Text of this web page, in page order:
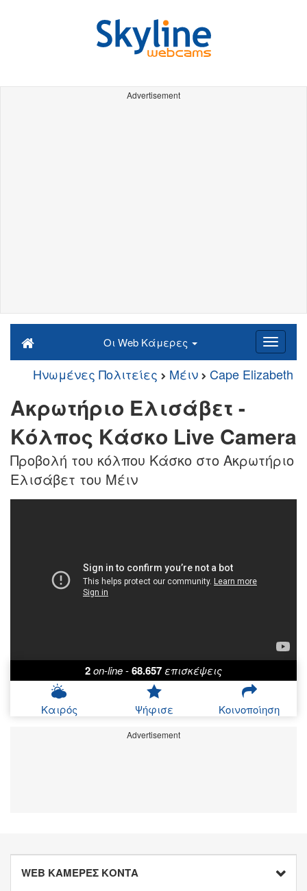
Advertisement
Οι Web Κάμερες
Ηνωμένες Πολιτείες Μέιν Cape Elizabeth
Ακρωτήριο Ελισάβετ -
Κόλπος Κάσκο Live Camera
Προβολή του κόλπου Κάσκο στο Ακρωτήριο
Ελισάβετ του Μέιν
2on-line-68.657επισκέψεις
Καιρός Ψήφισε Κοινοποίηση
Advertisement
WEB ΚΑΜΕΡΕΣ ΚΟΝΤΑ